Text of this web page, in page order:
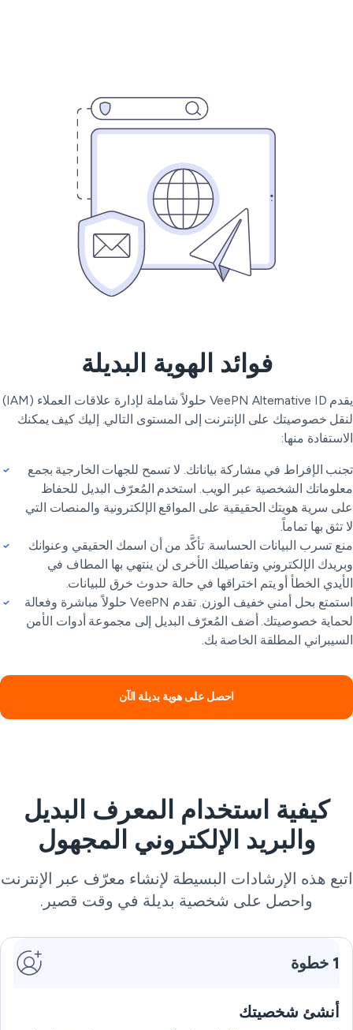
فوائد الهوية البديلة
يقدم VeePN Alternative ID حلولاً شاملة لإدارة علاقات العملاء (IAM)
خصوصيتك على الإنترنت إلى المستوى التالي. إليك كيف يمكنك
منها:
الإفراط في مشاركة بياناتك. لا تسمح للجهات الخارجية بجمع
الشخصية عبر الويب. استخدم المُعرّف البديل للحفاظ
سرية هويتك الحقيقية على المواقع الإلكترونية والمنصات التي
تثق بها تماماً.
تسرب البيانات الحساسة. تأكَّد من أن اسمك الحقيقي وعنوانك
الإلكتروني وتفاصيلك الأخرى لن ينتهي بها المطاف في
الخطأ أو يتم اختراقها في حالة حدوث خرق للبيانات.
استمتع بحل أمني خفيف الوزن. تقدم VeePN حلولاً مباشرة وفعالة
خصوصيتك. أضف المُعرّف البديل إلى مجموعة أدوات الأمن
المطلقة الخاصة بك.
احصل على هوية بديلة الآن
كيفية استخدام المعرف البديل
والبريد الإلكتروني المجهول
هذه الإرشادات البسيطة لإنشاء معرّف عبر الإنترنت
واحصل على شخصية بديلة في وقت قصير.
أنشئ شخصيتك